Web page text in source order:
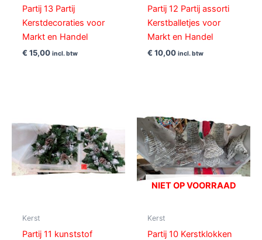
Partij 13 Partij
Kerstdecoraties voor
Markt en Handel
€ 15,00 incl. btw
Partij 12 Partij assorti
Kerstballetjes voor
Markt en Handel
€ 10,00 incl. btw
Kerst
Partij 11 kunststof
NIET OP VOORRAAD
Kerst
Partij 10 Kerstklokken